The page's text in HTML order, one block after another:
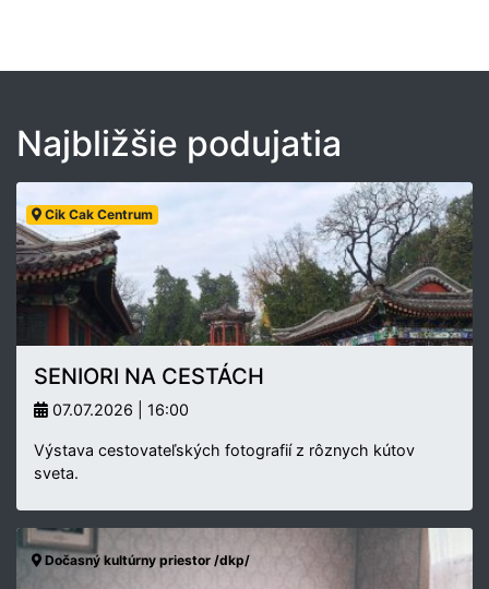
Najbližšie podujatia
Cik Cak Centrum
SENIORI NA CESTÁCH
07.07.2026 | 16:00
Výstava cestovateľských fotografií z rôznych kútov
sveta.
Dočasný kultúrny priestor /dkp/